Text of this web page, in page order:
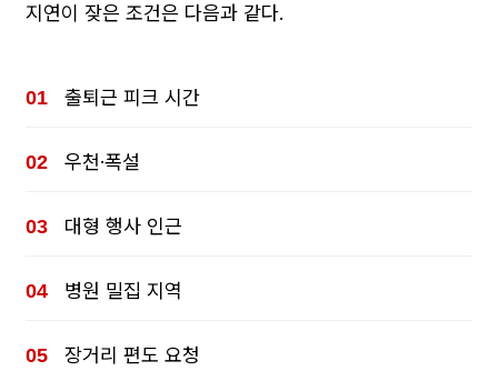
지연이 잦은 조건은 다음과 같다.
출퇴근 피크 시간
우천·폭설
대형 행사 인근
병원 밀집 지역
장거리 편도 요청